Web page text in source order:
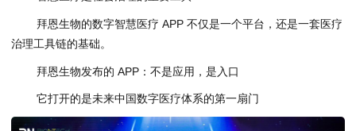
拜恩生物的数字智慧医疗 APP 不仅是一个平台，还是一套医疗
治理工具链的基础。
拜恩生物发布的 APP：不是应用，是入口
它打开的是未来中国数字医疗体系的第一扇门